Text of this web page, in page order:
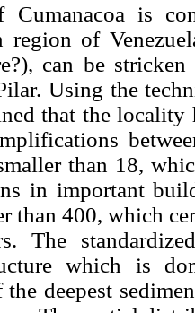
is
region of
can be
Using the
that the locality
than 18,
in important
than 400, which
The
which is
deepest